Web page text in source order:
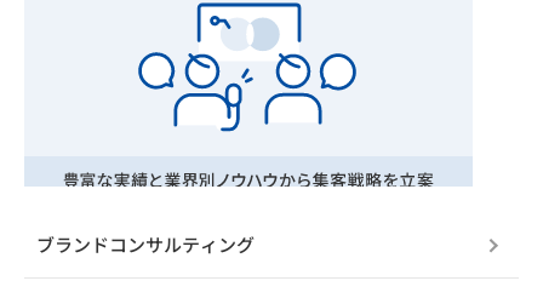
ブランドコンサルティング